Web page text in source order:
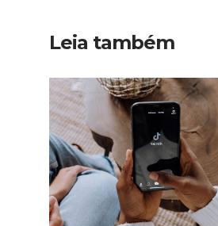
Leia também